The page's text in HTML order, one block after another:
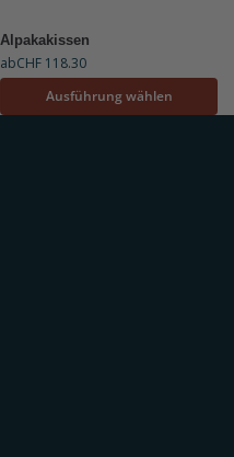
Alpakakissen
abCHF 118.30
Ausführung wählen